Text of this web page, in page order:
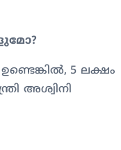
5 ലക്ഷം
അശ്വിനി